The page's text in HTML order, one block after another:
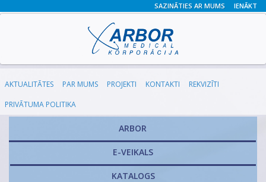
IENĀKT
SAZINĀTIES AR MUMS
AKTUALITĀTES PAR MUMS PROJEKTI KONTAKTI
REKVIZĪTI
PRIVĀTUMA POLITIKA
ARBOR
E-VEIKALS
KATALOGS